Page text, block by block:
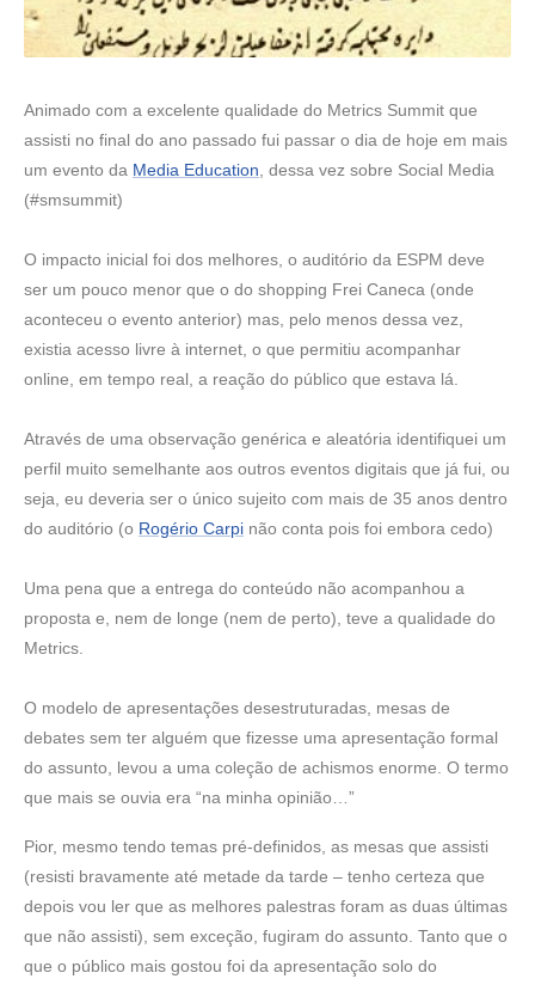
Animado com a excelente qualidade do Metrics Summit que
assisti no final do ano passado fui passar o dia de hoje em mais
um evento da Media Education , dessa vez sobre Social Media
(#smsummit)
O impacto inicial foi dos melhores, o auditório da ESPM deve
ser um pouco menor que o do shopping Frei Caneca (onde
aconteceu o evento anterior) mas, pelo menos dessa vez,
existia acesso livre à internet, o que permitiu acompanhar
online, em tempo real, a reação do público que estava lá.
Através de uma observação genérica e aleatória identifiquei um
perfil muito semelhante aos outros eventos digitais que já fui, ou
seja, eu deveria ser o único sujeito com mais de 35 anos dentro
do auditório (o Rogério Carpi não conta pois foi embora cedo)
Uma pena que a entrega do conteúdo não acompanhou a
proposta e, nem de longe (nem de perto), teve a qualidade do
Metrics.
O modelo de apresentações desestruturadas, mesas de
debates sem ter alguém que fizesse uma apresentação formal
do assunto, levou a uma coleção de achismos enorme. O termo
que mais se ouvia era “na minha opinião…”
Pior, mesmo tendo temas pré-definidos, as mesas que assisti
(resisti bravamente até metade da tarde – tenho certeza que
depois vou ler que as melhores palestras foram as duas últimas
que não assisti), sem exceção, fugiram do assunto. Tanto que o
que o público mais gostou foi da apresentação solo do